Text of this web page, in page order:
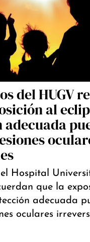
del HUGV
al
Hospital
que la
adecuada
oculares